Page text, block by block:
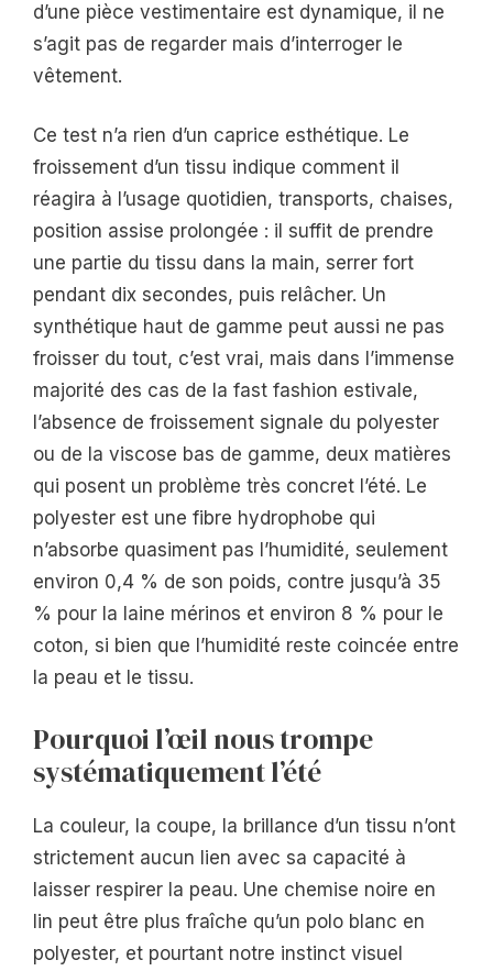
d’une pièce vestimentaire est dynamique, il ne
s’agit pas de regarder mais d’interroger le
vêtement.
Ce test n’a rien d’un caprice esthétique. Le
froissement d’un tissu indique comment il
réagira à l’usage quotidien, transports, chaises,
position assise prolongée : il suffit de prendre
une partie du tissu dans la main, serrer fort
pendant dix secondes, puis relâcher. Un
synthétique haut de gamme peut aussi ne pas
froisser du tout, c’est vrai, mais dans l’immense
majorité des cas de la fast fashion estivale,
l’absence de froissement signale du polyester
ou de la viscose bas de gamme, deux matières
qui posent un problème très concret l’été. Le
polyester est une fibre hydrophobe qui
n’absorbe quasiment pas l’humidité, seulement
environ 0,4 % de son poids, contre jusqu’à 35
% pour la laine mérinos et environ 8 % pour le
coton, si bien que l’humidité reste coincée entre
la peau et le tissu.
Pourquoi l’œil nous trompe
systématiquement l’été
La couleur, la coupe, la brillance d’un tissu n’ont
strictement aucun lien avec sa capacité à
laisser respirer la peau. Une chemise noire en
lin peut être plus fraîche qu’un polo blanc en
polyester, et pourtant notre instinct visuel